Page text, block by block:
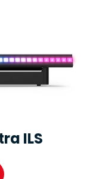
ILS